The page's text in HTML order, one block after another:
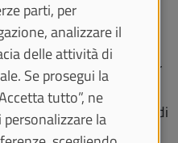
mobilità Erasmus+ per
il modulo dedicato e
tua decisione, in caso di
parti, per
analizzare il
delle attività di
Se prosegui la
tutto”, ne
la